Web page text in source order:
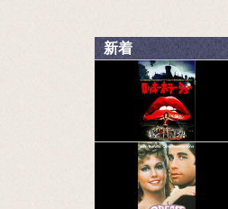
新着